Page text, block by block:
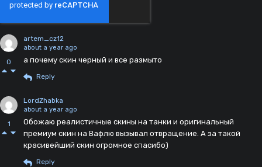
0
artem_cz12
about a year ago
а почему скин черный и все размыто
Reply
1
LordZhabka
about a year ago
Обожаю реалистичные скины на танки и оригинальный
премиум скин на Вафлю вызывал отвращение. А за такой
красивейший скин огромное спасибо)
Reply